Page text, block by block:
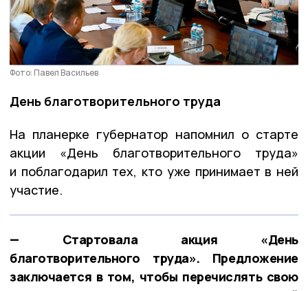
Фото: Павел Васильев
День благотворительного труда
На планерке губернатор напомнил о старте
акции «День благотворительного труда»
и поблагодарил тех, кто уже принимает в ней
участие.
— Стартовала акция «День
благотворительного труда». Предложение
заключается в том, чтобы перечислять свою